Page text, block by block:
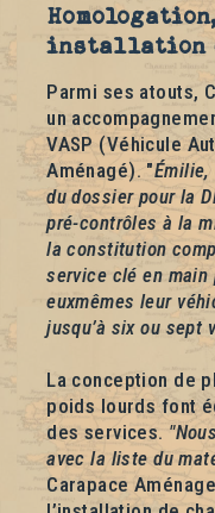
installation
Parmi ses atouts,
un
VASP (Véhicule
Aménagé). "
du dossier pour la
pré-contrôles à la
la constitution
service clé en main
euxmêmes leur
jusqu’à six ou sept
La conception de
poids lourds font
des services.
avec la liste du
Carapace